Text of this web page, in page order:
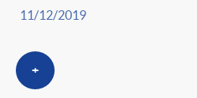
11/12/2019
+